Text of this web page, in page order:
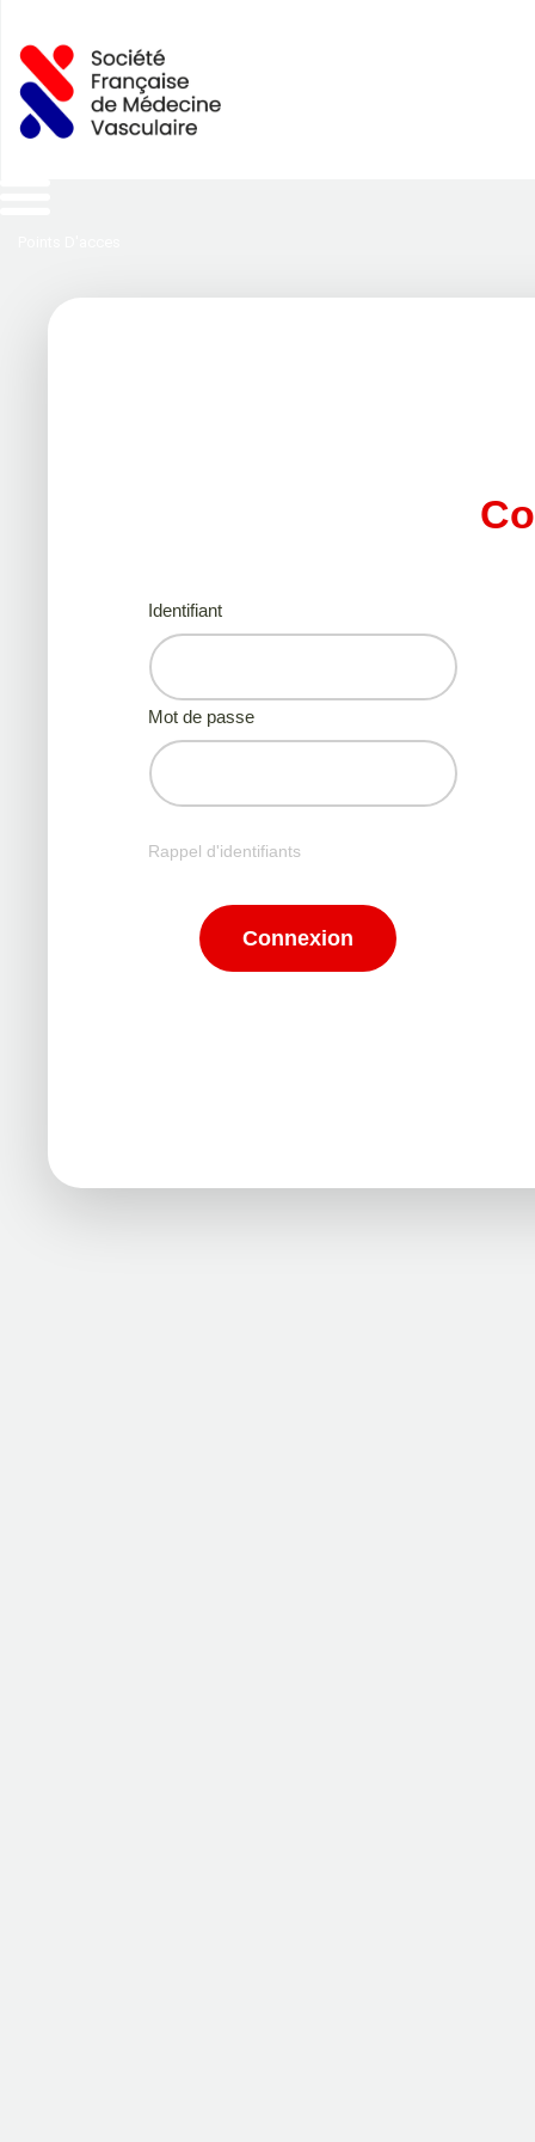
Identifiant
Mot de passe
Rappel d'identifiants